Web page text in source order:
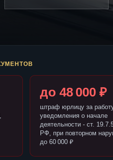
до 48 000 ₽
штраф юрлицу за
уведомления о начале
деятельности - ст.
РФ, при повторном
до 60 000 ₽